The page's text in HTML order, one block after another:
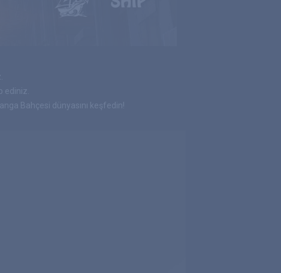
ediniz.
Bahçesi dünyasını keşfedin!